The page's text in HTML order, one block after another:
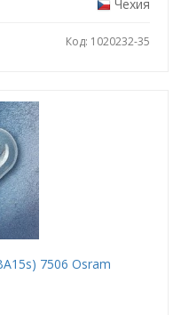
Чехия
Код: 1020232-35
7506 Osram